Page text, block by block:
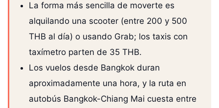
La forma más sencilla de moverte es
alquilando una scooter (entre 200 y 500
THB al día) o usando Grab; los taxis con
taxímetro parten de 35 THB.
Los vuelos desde Bangkok duran
aproximadamente una hora, y la ruta en
autobús Bangkok-Chiang Mai cuesta entre